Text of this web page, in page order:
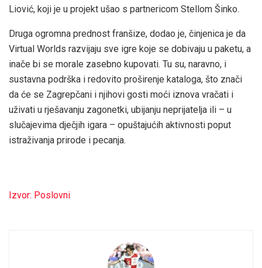
Liović, koji je u projekt ušao s partnericom Stellom Šinko.
Druga ogromna prednost franšize, dodao je, činjenica je da
Virtual Worlds razvijaju sve igre koje se dobivaju u paketu, a
inače bi se morale zasebno kupovati. Tu su, naravno, i
sustavna podrška i redovito proširenje kataloga, što znači
da će se Zagrepčani i njihovi gosti moći iznova vračati i
uživati u rješavanju zagonetki, ubijanju neprijatelja ili – u
slučajevima dječjih igara – opuštajućih aktivnosti poput
istraživanja prirode i pecanja.
Izvor: Poslovni